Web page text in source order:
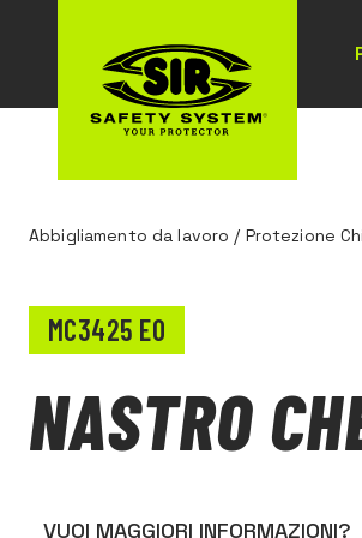
Abbigliamento da lavoro / Protezione
MC3425 E0
NASTRO
VUOI MAGGIORI INFORMAZIONI?